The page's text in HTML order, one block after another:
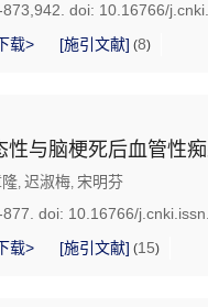
doi: 10.16766/
载> [施引文献] (8)
性与脑梗死后血管性
, 迟淑梅, 宋明芬
doi: 10.16766/
载> [施引文献] (15)